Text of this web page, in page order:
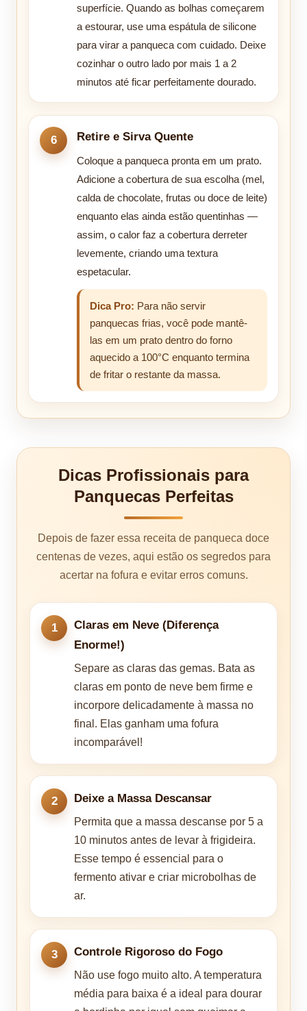
superfície. Quando as bolhas começarem
a estourar, use uma espátula de silicone
para virar a panqueca com cuidado. Deixe
cozinhar o outro lado por mais 1 a 2
minutos até ficar perfeitamente dourado.
Retire e Sirva Quente
Coloque a panqueca pronta em um prato.
Adicione a cobertura de sua escolha (mel,
calda de chocolate, frutas ou doce de leite)
enquanto elas ainda estão quentinhas —
assim, o calor faz a cobertura derreter
levemente, criando uma textura
espetacular.
Dica Pro: Para não servir
panquecas frias, você pode mantê-
las em um prato dentro do forno
aquecido a 100°C enquanto termina
de fritar o restante da massa.
Dicas Profissionais para
Panquecas Perfeitas
Depois de fazer essa receita de panqueca doce
centenas de vezes, aqui estão os segredos para
acertar na fofura e evitar erros comuns.
Claras em Neve (Diferença
Enorme!)
Separe as claras das gemas. Bata as
claras em ponto de neve bem firme e
incorpore delicadamente à massa no
final. Elas ganham uma fofura
incomparável!
Deixe a Massa Descansar
Permita que a massa descanse por 5 a
10 minutos antes de levar à frigideira.
Esse tempo é essencial para o
fermento ativar e criar microbolhas de
ar.
Controle Rigoroso do Fogo
Não use fogo muito alto. A temperatura
média para baixa é a ideal para dourar